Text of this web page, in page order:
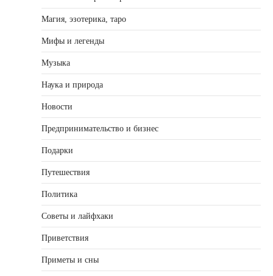
Магия, эзотерика, таро
Мифы и легенды
Музыка
Наука и природа
Новости
Предпринимательство и бизнес
Подарки
Путешествия
Политика
Советы и лайфхаки
Приветствия
Приметы и сны